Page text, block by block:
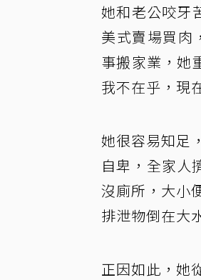
她和老公咬牙
美式賣場買肉
事搬家業，她
我不在乎，現
她很容易知足
自卑，全家人
沒廁所，大小
排泄物倒在大
正因如此，她